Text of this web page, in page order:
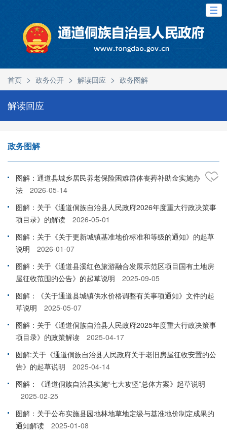
首页 > 政务公开 > 解读回应 > 政务图解
解读回应
政务图解
图解：通道县城乡居民养老保险困难群体丧葬补助金实施办
法
2026-05-14
图解：关于《通道侗族自治县人民政府2026年度重大行政决策事
项目录》的解读
2026-05-01
图解：关于《关于更新城镇基准地价标准和等级的通知》的起草
说明
2026-01-07
图解：关于《通道县溪红色旅游融合发展示范区项目国有土地房
屋征收范围的公告》的起草说明
2025-09-05
图解：《关于通道县城镇供水价格调整有关事项通知》文件的起
草说明
2025-05-07
图解：关于《通道侗族自治县人民政府2025年度重大行政决策事
项目录》的政策解读
2025-04-17
图解:关于《通道侗族自治县人民政府关于老旧房屋征收安置的公
告》的起草说明
2025-04-14
图解：《通道侗族自治县实施“七大攻坚”总体方案》起草说明
2025-02-25
图解：关于公布实施县园地林地草地定级与基准地价制定成果的
通知解读
2025-01-08